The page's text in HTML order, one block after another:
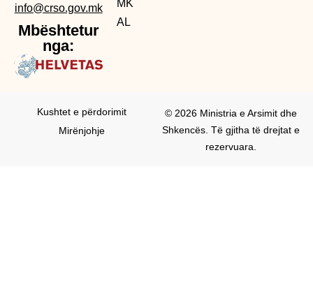
info@crso.gov.mk
Mbështetur
nga:
MK
AL
© 2026 Ministria e Arsimit dhe
Shkencës. Të gjitha të drejtat e
rezervuara.
Kushtet e përdorimit
Mirënjohje